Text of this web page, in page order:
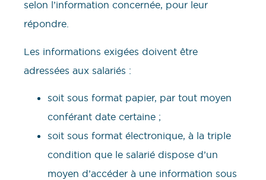
selon l’information concernée, pour leur
répondre.
Les informations exigées doivent être
adressées aux salariés :
soit sous format papier, par tout moyen
conférant date certaine ;
soit sous format électronique, à la triple
condition que le salarié dispose d’un
moyen d’accéder à une information sous